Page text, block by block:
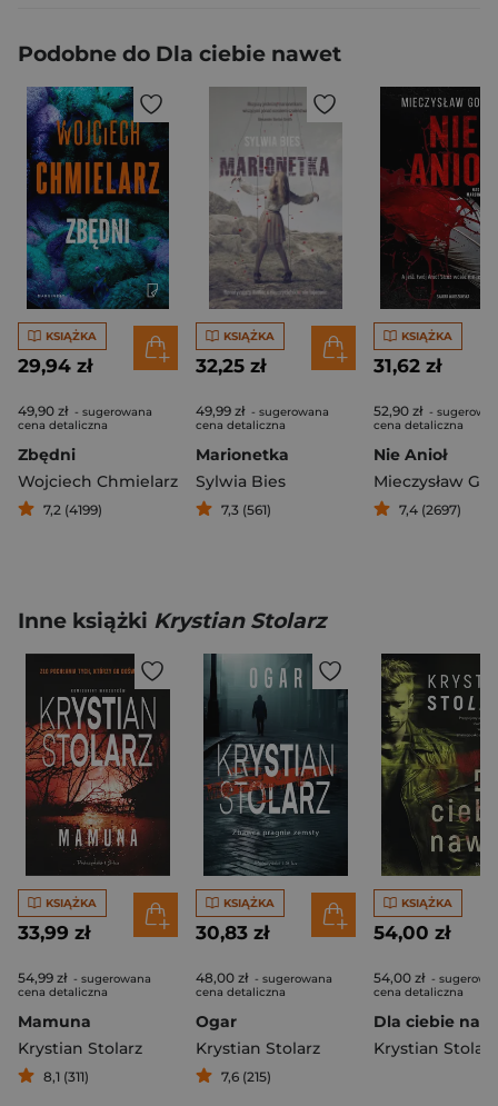
Podobne do Dla ciebie nawet
KSIĄŻKA
29,94 zł
49,90 zł - sugerowana
cena detaliczna
Zbędni
Wojciech Chmielarz
7,2 (4199)
KSIĄŻKA
32,25 zł
49,99 zł - sugerowana
cena detaliczna
Marionetka
Sylwia Bies
7,3 (561)
KSIĄŻKA
31,62 zł
52,90 zł -
cena detaliczna
Nie Anioł
Mieczysław
7,4 (2697)
Inne książki Krystian Stolarz
KSIĄŻKA
33,99 zł
54,99 zł - sugerowana
cena detaliczna
Mamuna
Krystian Stolarz
8,1 (311)
KSIĄŻKA
30,83 zł
48,00 zł - sugerowana
cena detaliczna
Ogar
Krystian Stolarz
7,6 (215)
KSIĄŻKA
54,00 zł
54,00 zł -
cena detaliczna
Krystian Stolarz